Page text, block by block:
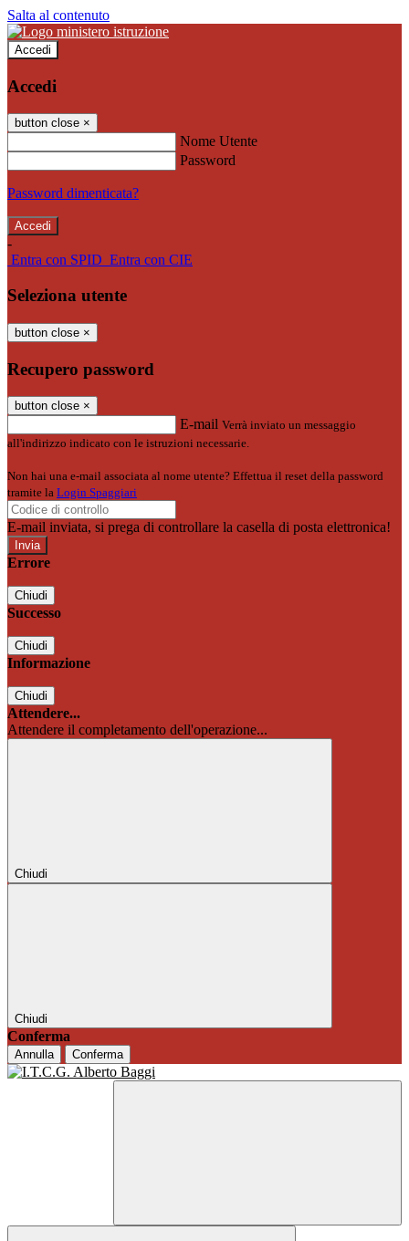
Salta al contenuto
Accedi
Accedi
button close ×
Nome Utente
Password
Password dimenticata?
-
Entra con SPID Entra con CIE
Seleziona utente
button close ×
Recupero password
button close ×
E-mail Verrà inviato un messaggio
all'indirizzo indicato con le istruzioni necessarie.
Non hai una e-mail associata al nome utente? Effettua il reset della password
tramite la Login Spaggiari
E-mail inviata, si prega di controllare la casella di posta elettronica!
Errore
Chiudi
Successo
Chiudi
Informazione
Chiudi
Attendere...
Attendere il completamento dell'operazione...
Chiudi
Chiudi
Conferma
Annulla Conferma